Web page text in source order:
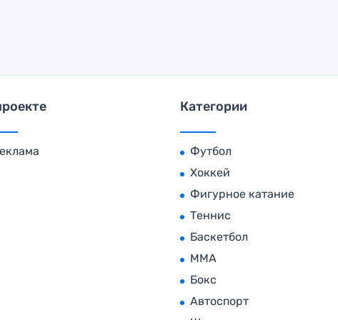
Категории
Футбол
Хоккей
Фигурное катание
Теннис
Баскетбол
MMA
Бокс
Автоспорт